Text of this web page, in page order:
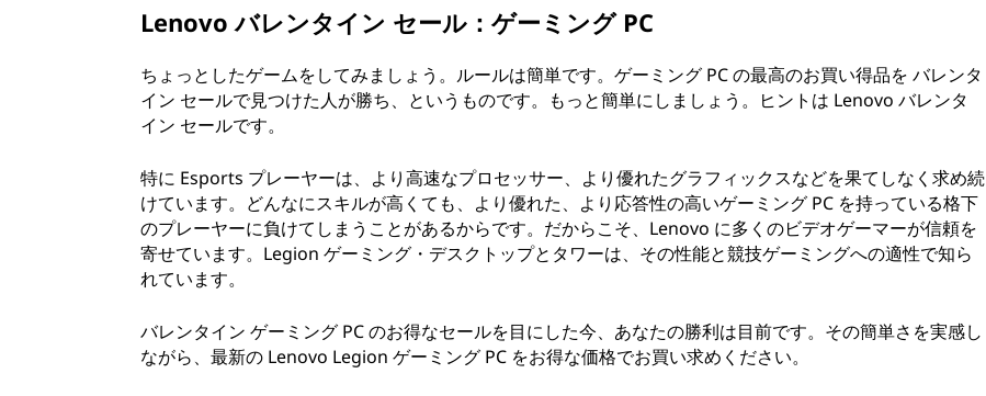
Lenovo バレンタイン セール：ゲーミング PC
ちょっとしたゲームをしてみましょう。ルールは簡単です。ゲーミング PC の最高のお買い得品を バレンタ
イン セールで見つけた人が勝ち、というものです。もっと簡単にしましょう。ヒントは Lenovo バレンタ
イン セールです。
特に Esports プレーヤーは、より高速なプロセッサー、より優れたグラフィックスなどを果てしなく求め続
けています。どんなにスキルが高くても、より優れた、より応答性の高いゲーミング PC を持っている格下
のプレーヤーに負けてしまうことがあるからです。だからこそ、Lenovo に多くのビデオゲーマーが信頼を
寄せています。Legion ゲーミング・デスクトップとタワーは、その性能と競技ゲーミングへの適性で知ら
れています。
バレンタイン ゲーミング PC のお得なセールを目にした今、あなたの勝利は目前です。その簡単さを実感し
ながら、最新の Lenovo Legion ゲーミング PC をお得な価格でお買い求めください。